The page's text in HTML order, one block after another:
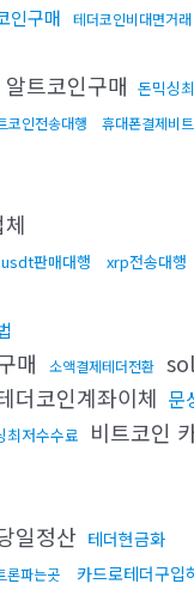
인구매 테더코인비대면거래
알트코인구매 돈믹싱
코인전송대행 휴대폰결제비
usdt판매대행 xrp전송대행
매 소액결제테더전환
더코인계좌이체 문
최저수수료 비트코인
일정산 테더현금화
론파는곳 카드로테더구입